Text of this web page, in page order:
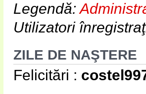
Legendă:
Utilizatori
ZILE DE NAŞTERE
Felicitări :